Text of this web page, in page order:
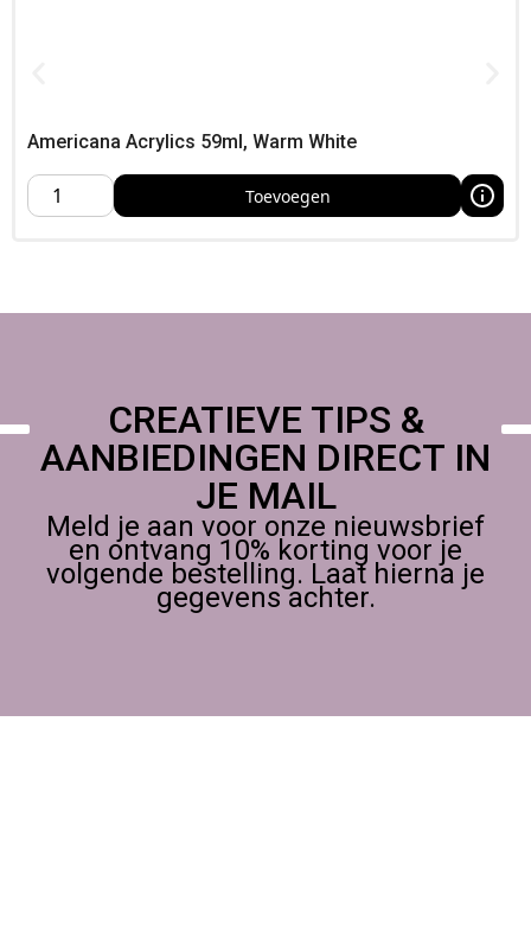
kopen?
Voeg deze veelzijdige 20-delige set toe aan je aanbod –
ideaal voor kunstenaars die kwaliteit zoeken zonder
Americana Acrylics 59ml, Warm White
Toevoegen
CREATIEVE TIPS &
AANBIEDINGEN DIRECT IN
JE MAIL
Meld je aan voor onze nieuwsbrief
en ontvang 10% korting voor je
volgende bestelling. Laat hierna je
gegevens achter.